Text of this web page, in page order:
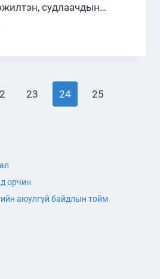
судлаачдын…
23 24 25
орчин
аюулгүй байдлын тойм